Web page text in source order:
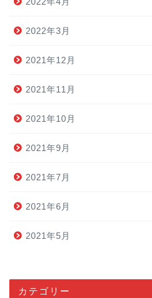
2022年3月
2021年12月
2021年11月
2021年10月
2021年9月
2021年7月
2021年6月
2021年5月
カテゴリー